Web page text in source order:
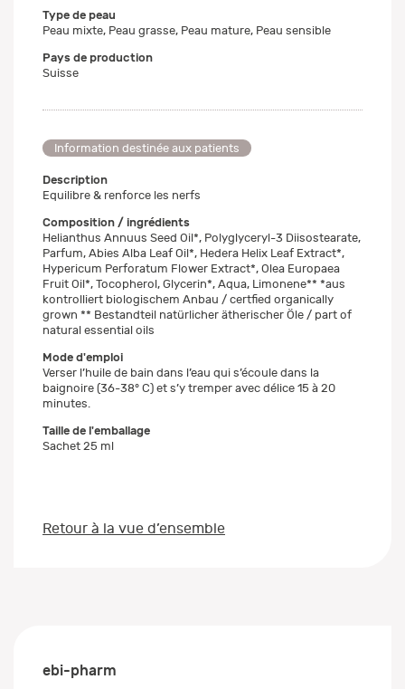
Type de peau
Peau mixte, Peau grasse, Peau mature, Peau sensible
Pays de production
Suisse
Information destinée aux patients
Description
Equilibre & renforce les nerfs
Composition / ingrédients
Helianthus Annuus Seed Oil*, Polyglyceryl-3 Diisostearate,
Parfum, Abies Alba Leaf Oil*, Hedera Helix Leaf Extract*,
Hypericum Perforatum Flower Extract*, Olea Europaea
Fruit Oil*, Tocopherol, Glycerin*, Aqua, Limonene** *aus
kontrolliert biologischem Anbau / certfied organically
grown ** Bestandteil natürlicher ätherischer Öle / part of
natural essential oils
Mode d'emploi
Verser l’huile de bain dans l’eau qui s’écoule dans la
baignoire (36-38° C) et s’y tremper avec délice 15 à 20
minutes.
Taille de l'emballage
Sachet 25 ml
Retour à la vue d’ensemble
ebi-pharm